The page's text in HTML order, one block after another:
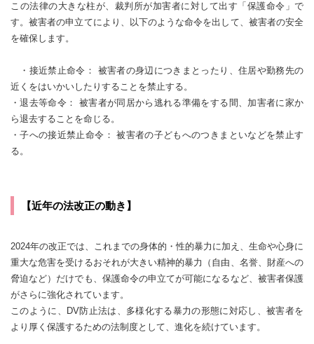
この法律の大きな柱が、裁判所が加害者に対して出す「保護命令」で
す。被害者の申立てにより、以下のような命令を出して、被害者の安全
を確保します。
・接近禁止命令： 被害者の身辺につきまとったり、住居や勤務先の
近くをはいかいしたりすることを禁止する。
・退去等命令： 被害者が同居から逃れる準備をする間、加害者に家か
ら退去することを命じる。
・子への接近禁止命令： 被害者の子どもへのつきまといなどを禁止す
る。
【近年の法改正の動き】
2024年の改正では、これまでの身体的・性的暴力に加え、生命や心身に
重大な危害を受けるおそれが大きい精神的暴力（自由、名誉、財産への
脅迫など）だけでも、保護命令の申立てが可能になるなど、被害者保護
がさらに強化されています。
このように、DV防止法は、多様化する暴力の形態に対応し、被害者を
より厚く保護するための法制度として、進化を続けています。